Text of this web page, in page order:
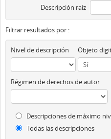
Descripción raíz
Filtrar resultados por :
Nivel de descripción
Régimen de derechos de autor
Descripciones de máximo
Todas las descripciones